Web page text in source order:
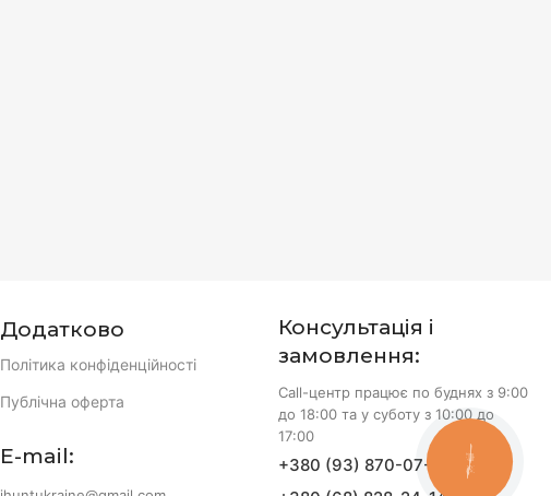
Додатково
Політика конфіденційності
Публічна оферта
E-mail:
Консультація і
замовлення:
Call-центр працює по буднях з 9:00
до 18:00 та у суботу з 10:00 до
17:00
+380 (93) 870-07-50
КНОПКА
ЗВ'ЯЗКУ